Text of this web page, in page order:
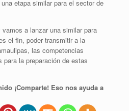
etapa similar para el sector de
a lanzar una similar para
el fin, poder transmitir a la
las competencias
la preparación de estas
¡Comparte! Eso nos ayuda a